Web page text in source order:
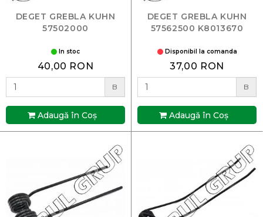
DEGET GREBLA KUHN
57502000
In stoc
40,00 RON
B
Adaugă în Coş
DEGET GREBLA KUHN
57562500 K8013670
Disponibil la comanda
37,00 RON
B
Adaugă în Coş